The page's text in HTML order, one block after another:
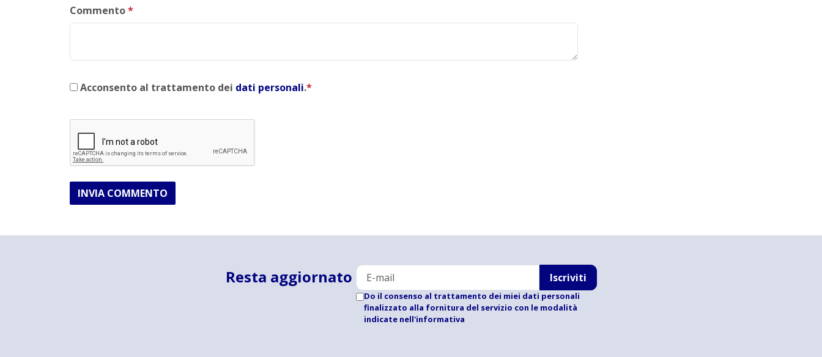
Commento*
Acconsento al trattamento dei dati personali.*
INVIA COMMENTO
Resta aggiornato Iscriviti
Do il consenso al trattamento dei miei dati personali
finalizzato alla fornitura del servizio con le modalità
indicate nell'informativa